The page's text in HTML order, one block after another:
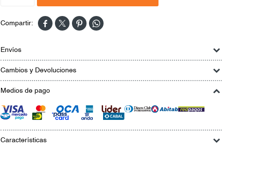
   
Envíos
Cambios y Devoluciones
Medios de pago
Características